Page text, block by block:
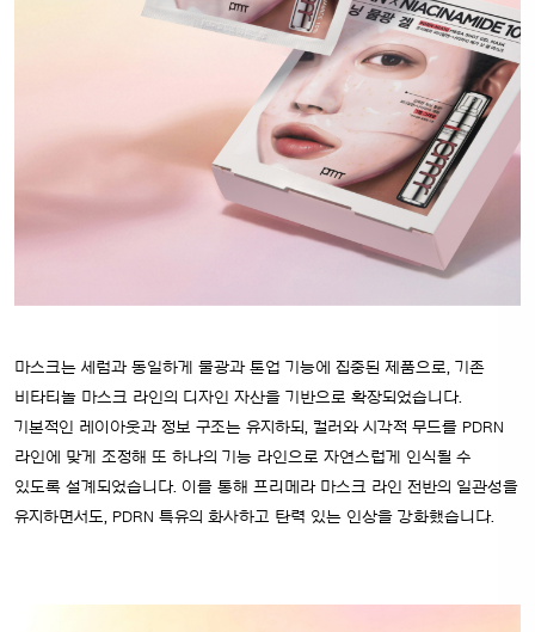
마스크는 세럼과 동일하게 물광과 톤업 기능에 집중된 제품으로, 기존
비타티놀 마스크 라인의 디자인 자산을 기반으로 확장되었습니다.
기본적인 레이아웃과 정보 구조는 유지하되, 컬러와 시각적 무드를 PDRN
라인에 맞게 조정해 또 하나의 기능 라인으로 자연스럽게 인식될 수
있도록 설계되었습니다. 이를 통해 프리메라 마스크 라인 전반의 일관성을
유지하면서도, PDRN 특유의 화사하고 탄력 있는 인상을 강화했습니다.